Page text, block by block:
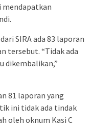
mendapatkan
SIRA ada 83 laporan
tersebut. “Tidak ada
dikembalikan,”
81 laporan yang
ini tidak ada tindak
oleh oknum Kasi C